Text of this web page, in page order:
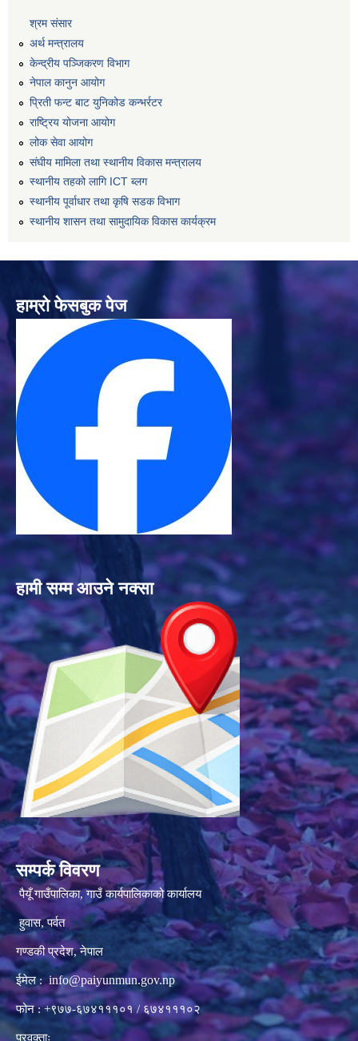
श्रम संसार
अर्थ मन्त्रालय
केन्द्रीय पञ्जिकरण विभाग
नेपाल कानुन आयोग
प्रिती फन्ट बाट युनिकोड कन्भर्रटर
राष्ट्रिय योजना आयोग
लोक सेवा आयोग
संघीय मामिला तथा स्थानीय विकास मन्त्रालय
स्थानीय तहको लागि ICT ब्लग
स्थानीय पूर्वाधार तथा कृषि सडक विभाग
स्थानीय शासन तथा सामुदायिक विकास कार्यक्रम
हाम्रो फेसबुक पेज
हामी सम्म आउने नक्सा
सम्पर्क विवरण
पैयूँ गाउँपालिका, गाउँ कार्यपालिकाको कार्यालय
हुवास, पर्वत
गण्डकी प्रदेश, नेपाल
ईमेल : info@paiyunmun.gov.np
फोन : +९७७-६७४१११०१ / ६७४१११०२
प्रवक्ताः